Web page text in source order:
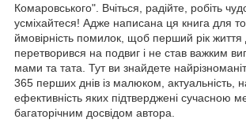
Комаровського". Вчіться, радійте, робіть
усміхайтеся! Адже написана ця книга для
ймовірність помилок, щоб перший рік
перетворився на подвиг і не став важким
мами та тата. Тут ви знайдете
365 перших днів із малюком, актуальність,
ефективність яких підтверджені сучасною
багаторічним досвідом автора.